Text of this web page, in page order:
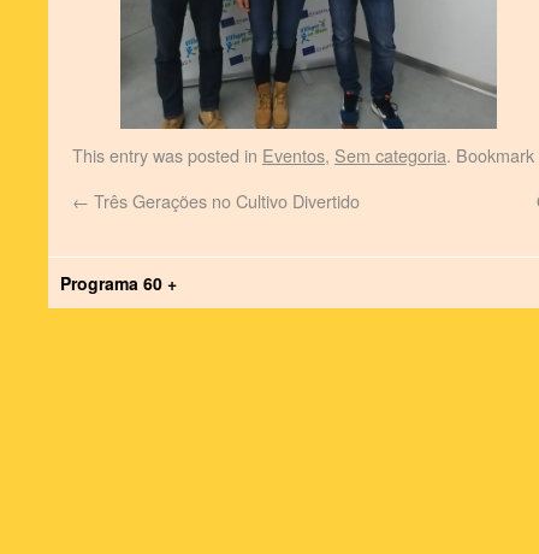
This entry was posted in Eventos, Sem categoria.
← Três Gerações no Cultivo Divertido
Programa 60 +